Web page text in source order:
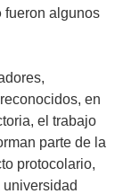
fueron algunos
en
el trabajo
parte de la
protocolario,